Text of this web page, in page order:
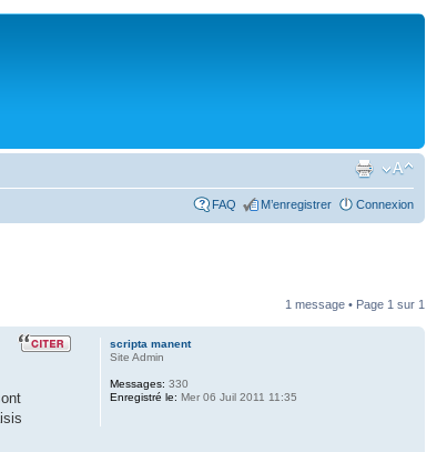
FAQ M’enregistrer Connexion
1 message • Page 1 sur 1
scripta manent
Site Admin
Messages: 330
Enregistré le: Mer 06 Juil 2011 11:35